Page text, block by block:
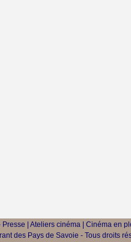
Presse Ateliers cinéma Cinéma en
des Pays de Savoie - Tous droits